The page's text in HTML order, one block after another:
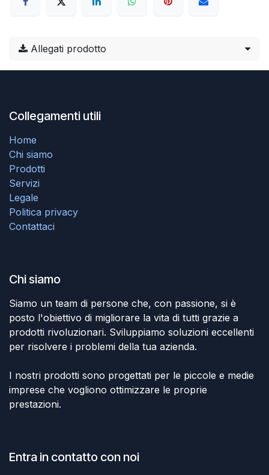
Allegati prodotto
Collegamenti utili
Home
Chi siamo
Prodotti
Servizi
Legale
Politica privacy
Contattaci
Chi siamo
Siamo un team di persone che, con passione, si è
posto l'obiettivo di migliorare la vita di tutti grazie a
prodotti rivoluzionari. Sviluppiamo soluzioni eccellenti
per risolvere i problemi della tua azienda.
I nostri prodotti sono progettati per le piccole e medie
imprese che vogliono ottimizzare le proprie
prestazioni.
Entra in contatto con noi